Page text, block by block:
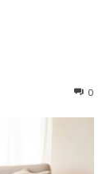
0